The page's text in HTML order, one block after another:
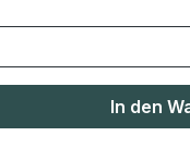
Gib denIn den